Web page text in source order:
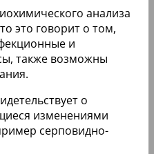
анализа
это говорит о том,
и
также возможны
о
изменениями
серповидно-